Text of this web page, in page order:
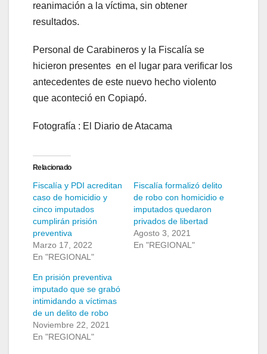
reanimación a la víctima, sin obtener
resultados.
Personal de Carabineros y la Fiscalía se
hicieron presentes en el lugar para verificar los
antecedentes de este nuevo hecho violento
que aconteció en Copiapó.
Fotografía : El Diario de Atacama
Relacionado
Fiscalía y PDI acreditan
caso de homicidio y
cinco imputados
cumplirán prisión
preventiva
Marzo 17, 2022
En "REGIONAL"
Fiscalía formalizó delito
de robo con homicidio e
imputados quedaron
privados de libertad
Agosto 3, 2021
En "REGIONAL"
En prisión preventiva
imputado que se grabó
intimidando a víctimas
de un delito de robo
Noviembre 22, 2021
En "REGIONAL"